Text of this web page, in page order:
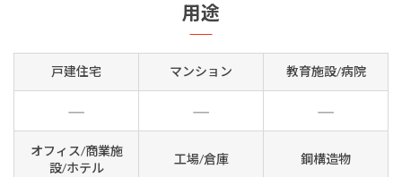
用途
戸建住宅 マンション 教育施設/病院
オフィス/商業施
設/ホテル
工場/倉庫 鋼構造物